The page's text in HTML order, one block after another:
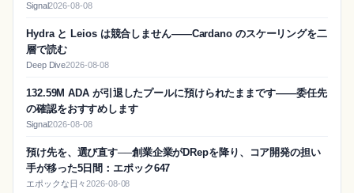
Signal2026-08-08
Hydra と Leios は競合しません——Cardano のスケーリングを二
層で読む
Deep Dive2026-08-08
132.59M ADA が引退したプールに預けられたままです——委任先
の確認をおすすめします
Signal2026-08-08
預け先を、選び直す──創業企業がDRepを降り、コア開発の担い
手が移った5日間：エポック647
エポックな日々2026-08-08